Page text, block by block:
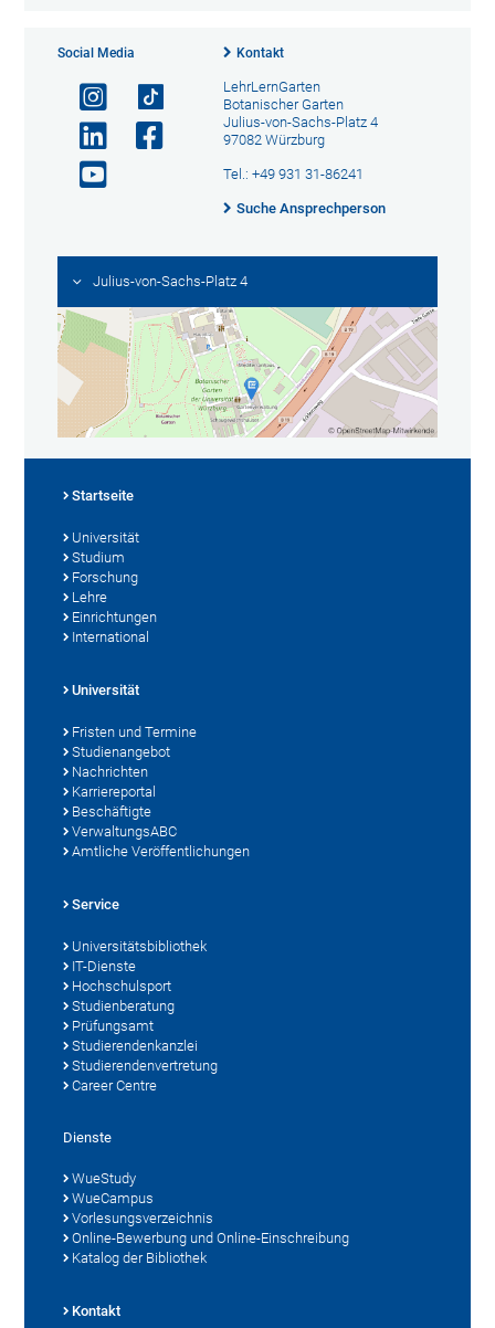
Social Media Kontakt
LehrLernGarten
Botanischer Garten
Julius-von-Sachs-Platz 4
97082 Würzburg
Tel.: +49 931 31-86241
Suche Ansprechperson
Julius-von-Sachs-Platz 4
Startseite
Universität
Studium
Forschung
Lehre
Einrichtungen
International
Universität
Fristen und Termine
Studienangebot
Nachrichten
Karriereportal
Beschäftigte
VerwaltungsABC
Amtliche Veröffentlichungen
Service
Universitätsbibliothek
IT-Dienste
Hochschulsport
Studienberatung
Prüfungsamt
Studierendenkanzlei
Studierendenvertretung
Career Centre
Dienste
WueStudy
WueCampus
Vorlesungsverzeichnis
Online-Bewerbung und Online-Einschreibung
Katalog der Bibliothek
Kontakt